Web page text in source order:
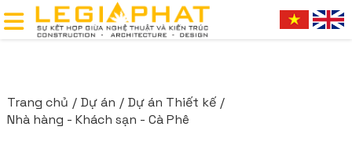
Trang chủ Dự án
Dự án Thiết kế
Nhà hàng - Khách sạn - Cà Phê